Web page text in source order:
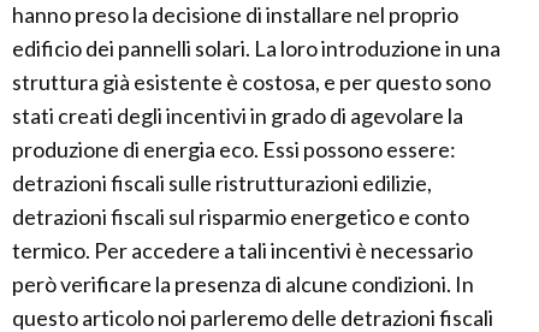
hanno preso la decisione di installare nel proprio
edificio dei pannelli solari. La loro introduzione in una
struttura già esistente è costosa, e per questo sono
stati creati degli incentivi in grado di agevolare la
produzione di energia eco. Essi possono essere:
detrazioni fiscali sulle ristrutturazioni edilizie,
detrazioni fiscali sul risparmio energetico e conto
termico. Per accedere a tali incentivi è necessario
però verificare la presenza di alcune condizioni. In
questo articolo noi parleremo delle detrazioni fiscali